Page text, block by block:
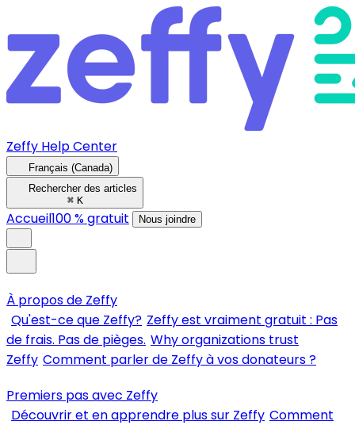
Zeffy Help Center
Français (Canada)
Rechercher des articles
⌘ K
Accueil100 % gratuit Nous joindre
À propos de Zeffy
Qu'est-ce que Zeffy? Zeffy est vraiment gratuit : Pas
de frais. Pas de pièges. Why organizations trust
Zeffy Comment parler de Zeffy à vos donateurs ?
Premiers pas avec Zeffy
Découvrir et en apprendre plus sur Zeffy Comment